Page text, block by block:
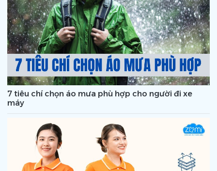
7 tiêu chí chọn áo mưa phù hợp cho người đi xe
máy